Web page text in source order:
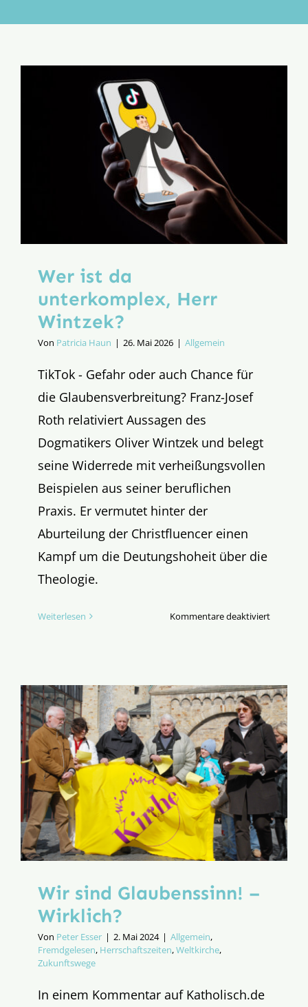
Aktion
Wer ist da
unterkomplex, Herr
Wintzek?
Von Patricia Haun | 26. Mai 2026 | Allgemein
TikTok - Gefahr oder auch Chance für
die Glaubensverbreitung? Franz-Josef
Roth relativiert Aussagen des
Dogmatikers Oliver Wintzek und belegt
seine Widerrede mit verheißungsvollen
Beispielen aus seiner beruflichen
Praxis. Er vermutet hinter der
Aburteilung der Christfluencer einen
Kampf um die Deutungshoheit über die
Theologie.
Weiterlesen Kommentare deaktiviertfür
Herr
Wintzek?
Wir sind Glaubenssinn! –
Wirklich?
Von Peter Esser | 2. Mai 2024 | Allgemein,
Fremdgelesen, Herrschaftszeiten,Weltkirche,
Zukunftswege
In einem Kommentar auf Katholisch.de